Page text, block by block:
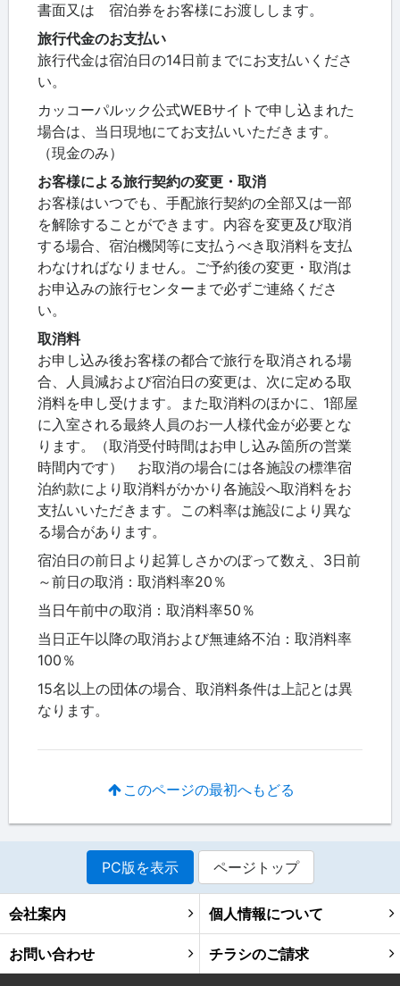
書面又は 宿泊券をお客様にお渡しします。
旅行代金のお支払い
旅行代金は宿泊日の14日前までにお支払いくださ
い。
カッコーパルック公式WEBサイトで申し込まれた
場合は、当日現地にてお支払いいただきます。
（現金のみ）
お客様による旅行契約の変更・取消
お客様はいつでも、手配旅行契約の全部又は一部
を解除することができます。内容を変更及び取消
する場合、宿泊機関等に支払うべき取消料を支払
わなければなりません。ご予約後の変更・取消は
お申込みの旅行センターまで必ずご連絡くださ
い。
取消料
お申し込み後お客様の都合で旅行を取消される場
合、人員減および宿泊日の変更は、次に定める取
消料を申し受けます。また取消料のほかに、1部屋
に入室される最終人員のお一人様代金が必要とな
ります。（取消受付時間はお申し込み箇所の営業
時間内です） お取消の場合には各施設の標準宿
泊約款により取消料がかかり各施設へ取消料をお
支払いいただきます。この料率は施設により異な
る場合があります。
宿泊日の前日より起算しさかのぼって数え、3日前
～前日の取消：取消料率20％
当日午前中の取消：取消料率50％
当日正午以降の取消および無連絡不泊：取消料率
100％
15名以上の団体の場合、取消料条件は上記とは異
なります。
このページの最初へもどる
PC版を表示 ページトップ
会社案内 個人情報について
お問い合わせ チラシのご請求